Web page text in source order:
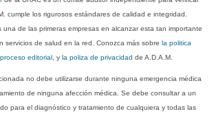
cumple los rigurosos estándares de calidad e integridad.
una de las primeras empresas en alcanzar esta tan importante
servicios de salud en la red. Conozca más sobrela politica
editorial , yla poliza de privacidad de A.D.A.M.
no debe utilizarse durante ninguna emergencia médica
de ninguna afección médica. Se debe consultar a un
para el diagnóstico y tratamiento de cualquiera y todas las